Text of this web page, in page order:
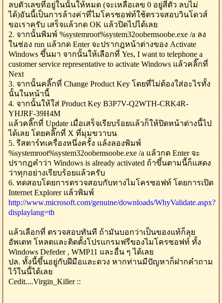
ลบตัวเลขที่อยู่ในนั้นให้หมด (จะเหลือเลข 0 อยู่สี่ตัว ลบไม่
ได้)อันนี้เป็นการล้างค่าที่ไมโครซอฟท์ใช้ตรวจสอบวินโดวส์
ขอเราครับ เสร็จแล้วกด OK แล้วปิดไปได้เลย
2. จากนั้นพิมพ์ %systemroot%system32oobemsoobe.exe /a ลง
ในช่อง run แล้วกด Enter จะปรากฎหน้าต่างของ Activate
Windows ขึ้นมา จากนั้นให้เลือกที่ Yes, I want to telephone a
customer service representative to activate Windows แล้วคลิ๊กที่
Next
3. จากนั้นคลิ๊กที่ Change Product Key โดยที่ไม่ต้องใส่อะไรทั้ง
นั้นในหน้านี้
4. จากนั้นให้ใส่ Product Key B3P7V-Q2WTH-CRK4R-
YHJRF-39H4M
แล้วคลิ๊กที่ Update เมื่อเสร็จเรียบร้อยแล้วก็ให้ปิดหน้าต่างนี้ไป
ได้เลย โดยคลิ๊กที่ X ที่มุมขวาบน
5. รีสตาร์ทเครื่องหนึ่งครั้ง แล้งลองพิมพ์
%systemroot%system32oobemsoobe.exe /a แล้วกด Enter จะ
ปรากฎคำว่า Windows is already activated ถ้าขึ้นตามนี้ก็แสดง
ว่าทุกอย่างเรียบร้อยแล้วครับ
6. ทดสอบโดยการตรวจสอบกับทางไมโครซอฟท์ โดยการเปิด
Internet Explorer แล้วพิมพ์
http://www.microsoft.com/genuine/downloads/WhyValidate.aspx?
displaylang=th
แล้วเลือกที่ ตรวจสอบทันที ถ้ามันบอกว่าเป็นของแท้ก็ลุย
อัพเดท โหลดและติดตั้งโปรแกรมฟรีของไมโครซอฟท์ ทั้ง
Windows Defeder , WMP11 และอื่น ๆ ได้เลย
ปล. ทั้งนี้ขึ้นอยู่กับฝีมือและดวง หากท่านมีปัญหาก็ฝากคำถาม
ไว้ในนี้ได้เลย
Cedit....Virgin_Killer ::